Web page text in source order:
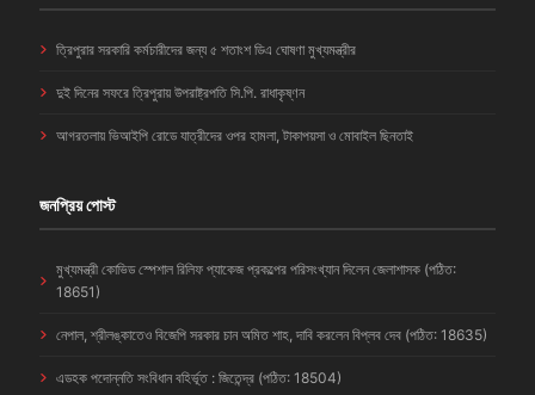
ত্রিপুরার সরকারি কর্মচারীদের জন্য ৫ শতাংশ ডিএ ঘোষণা মুখ্যমন্ত্রীর
দুই দিনের সফরে ত্রিপুরায় উপরাষ্ট্রপতি সি.পি. রাধাকৃষ্ণন
আগরতলায় ভিআইপি রোডে যাত্রীদের ওপর হামলা, টাকাপয়সা ও মোবাইল ছিনতাই
জনপ্রিয় পোস্ট
মুখ্যমন্ত্রী কোভিড স্পেশাল রিলিফ প্যাকেজ প্রকল্পের পরিসংখ্যান দিলেন জেলাশাসক (পঠিত:
18651)
নেপাল, শ্রীলঙ্কাতেও বিজেপি সরকার চান অমিত শাহ, দাবি করলেন বিপ্লব দেব (পঠিত: 18635)
এডহক পদোন্নতি সংবিধান বহির্ভূত : জিতেন্দ্র (পঠিত: 18504)